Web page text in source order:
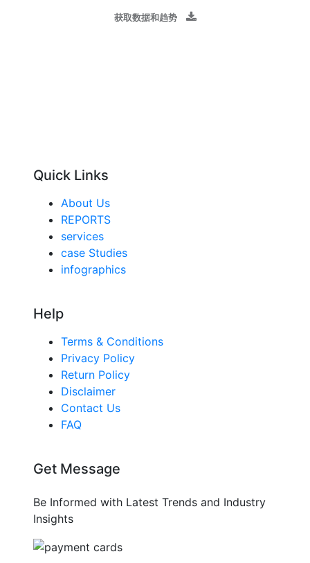
获取数据和趋势
Quick Links
About Us
REPORTS
services
case Studies
infographics
Help
Terms & Conditions
Privacy Policy
Return Policy
Disclaimer
Contact Us
FAQ
Get Message
Be Informed with Latest Trends and Industry
Insights